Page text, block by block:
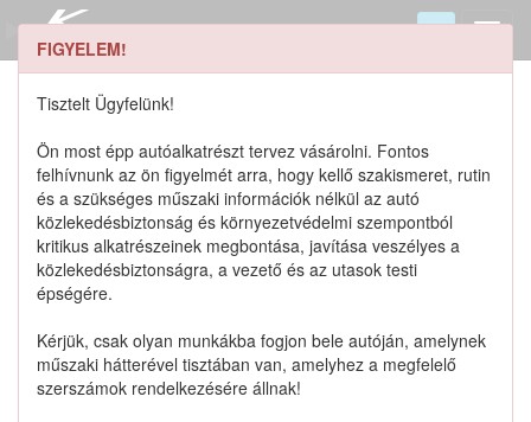
Szerszámkatalógus
Kosár
Alkatrészek
FIGYELEM!
Tisztelt Ügyfelünk!
Ön most épp autóalkatrészt tervez vásárolni. Fontos
felhívnunk az ön figyelmét arra, hogy kellő szakismeret, rutin
és a szükséges műszaki információk nélkül az autó
közlekedésbiztonság és környezetvédelmi szempontból
kritikus alkatrészeinek megbontása, javítása veszélyes a
közlekedésbiztonságra, a vezető és az utasok testi
épségére.
Kérjük, csak olyan munkákba fogjon bele autóján, amelynek
műszaki hátterével tisztában van, amelyhez a megfelelő
szerszámok rendelkezésére állnak!
0155006163 keresése
0 1
Részletes keresés
Katalógusban szereplő termékek